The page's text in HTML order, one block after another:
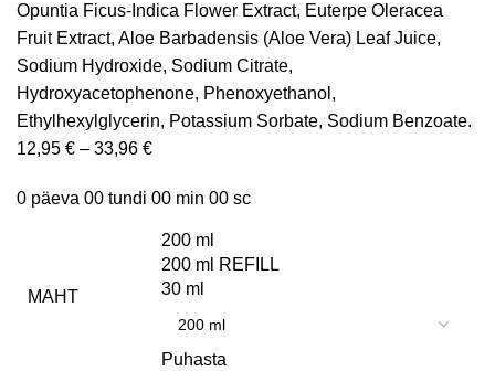
Opuntia Ficus-Indica Flower Extract, Euterpe Oleracea
Fruit Extract, Aloe Barbadensis (Aloe Vera) Leaf Juice,
Sodium Hydroxide, Sodium Citrate,
Hydroxyacetophenone, Phenoxyethanol,
Ethylhexylglycerin, Potassium Sorbate, Sodium Benzoate.
12,95 € – 33,96 €
0 päeva 00 tundi 00 min 00 sc
MAHT
200 ml
200 ml REFILL
30 ml
Puhasta